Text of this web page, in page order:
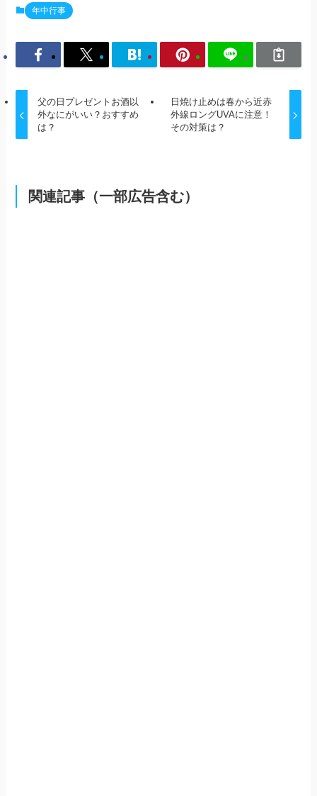
年中行事
父の日プレゼントお酒以
外なにがいい？おすすめ
は？
日焼け止めは春から近赤
外線ロングUVAに注意！
その対策は？
関連記事（一部広告含む）